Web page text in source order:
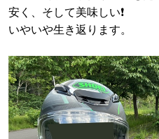
安く、そして美味しい❗️
いやいや生き返ります。